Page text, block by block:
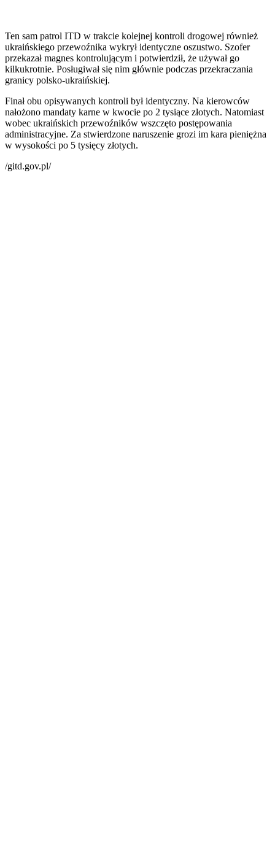
Ten sam patrol ITD w trakcie kolejnej kontroli drogowej również
ukraińskiego przewoźnika wykrył identyczne oszustwo. Szofer
przekazał magnes kontrolującym i potwierdził, że używał go
kilkukrotnie. Posługiwał się nim głównie podczas przekraczania
granicy polsko-ukraińskiej.
Finał obu opisywanych kontroli był identyczny. Na kierowców
nałożono mandaty karne w kwocie po 2 tysiące złotych. Natomiast
wobec ukraińskich przewoźników wszczęto postępowania
administracyjne. Za stwierdzone naruszenie grozi im kara pieniężna
w wysokości po 5 tysięcy złotych.
/gitd.gov.pl/